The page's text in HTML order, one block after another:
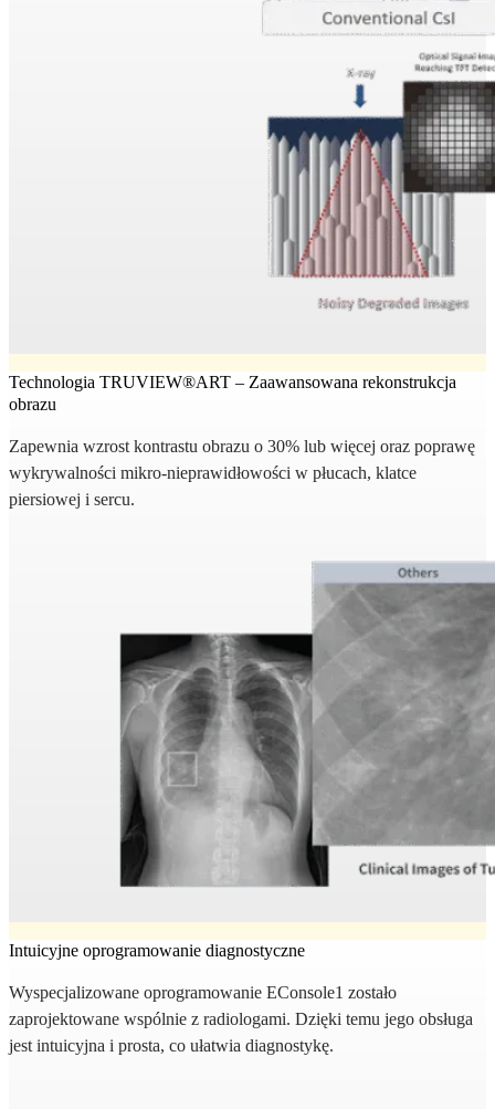
Technologia TRUVIEW®ART – Zaawansowana rekonstrukcja
obrazu
Zapewnia wzrost kontrastu obrazu o 30% lub więcej oraz poprawę
wykrywalności mikro-nieprawidłowości w płucach, klatce
piersiowej i sercu.
Intuicyjne oprogramowanie diagnostyczne
Wyspecjalizowane oprogramowanie EConsole1 zostało
zaprojektowane wspólnie z radiologami. Dzięki temu jego obsługa
jest intuicyjna i prosta, co ułatwia diagnostykę.